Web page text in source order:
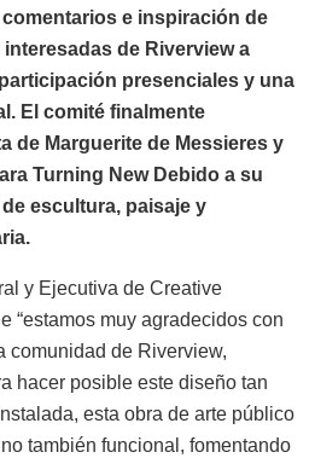
e inspiración de
de Riverview a
presenciales y una
El comité finalmente
de Marguerite de Messieres y
Turning New Debido a su
escultura, paisaje y
y Ejecutiva de Creative
“estamos muy agradecidos con
comunidad de Riverview,
hacer posible este diseño tan
esta obra de arte público
también funcional, fomentando